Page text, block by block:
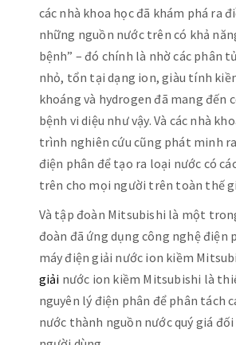
các nhà khoa học đã khám phá ra
những nguồn nước trên có khả
bệnh” – đó chính là nhờ các phân
nhỏ, tổn tại dạng ion, giàu tính
khoáng và hydrogen đã mang đến
bệnh vi diệu như vậy. Và các nhà
trình nghiên cứu cũng phát minh
điện phân để tạo ra loại nước có
trên cho mọi người trên toàn thế
Và tập đoàn Mitsubishi là một
đoàn đã ứng dụng công nghệ điện
máy điện giải nước ion kiềm
giải nước ion kiềm Mitsubishi là
nguyên lý điện phân để phân tách
nước thành nguồn nước quý giá đối